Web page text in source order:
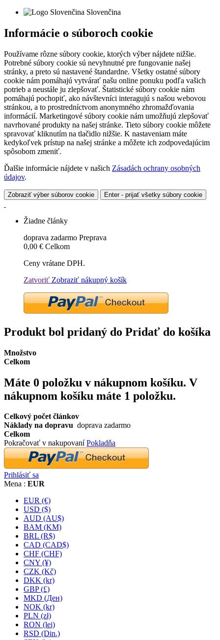
Slovenčina
Informácie o súboroch cookie
Používame rôzne súbory cookie, ktorých výber nájdete nižšie.
Potrebné súbory cookie sú nevyhnutné pre fungovanie našej
stránky, a preto sú nastavené štandardne. Všetky ostatné súbory
cookie nám pomáhajú vytvárať našu online ponuku podľa vašich
potrieb a neustále ju zlepšovať. Štatistické súbory cookie nám
pomáhajú pochopiť, ako návštevníci interagujú s našou webovou
stránkou, a to prostredníctvom anonymného zhromažďovania
informácií. Marketingové súbory cookie nám umožňujú zlepšovať
navrhované produkty na našej stránke. Tieto súbory cookie môžete
spravovať kliknutím na tlačidlo nižšie. K nastaveniam máte
kedykoľvek prístup na našej stránke a môžete ich zodpovedajúcim
spôsobom zmeniť.
Ďalšie informácie nájdete v našich Zásadách ochrany osobných
údajov.
Zobraziť výber súborov cookie Enter - prijať všetky súbory cookie
Žiadne články
doprava zadarmo Preprava
0,00 € Celkom
Ceny vrátane DPH.
Zatvoriť Zobraziť nákupný košík
Produkt bol pridaný do Pridať do košíka
Množstvo
Celkom
Máte 0 položku v nákupnom košíku. V
nákupnom košíku máte 1 položku.
Celkový počet článkov
Náklady na dopravu doprava zadarmo
Celkom
Pokračovať v nakupovaníPokladňa
Prihlásiť sa
Mena : EUR
EUR (€)
USD ($)
AUD (AU$)
BAM (KM)
BRL (R$)
CAD (CAD$)
CHF (CHF)
CNY (¥)
CZK (Kč)
DKK (kr)
GBP (£)
MKD (Ден)
NOK (kr)
PLN (zł)
RON (lei)
RSD (Din.)